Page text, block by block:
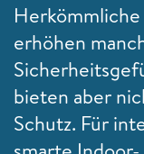
erhöhen
bieten aber
Schutz. Für